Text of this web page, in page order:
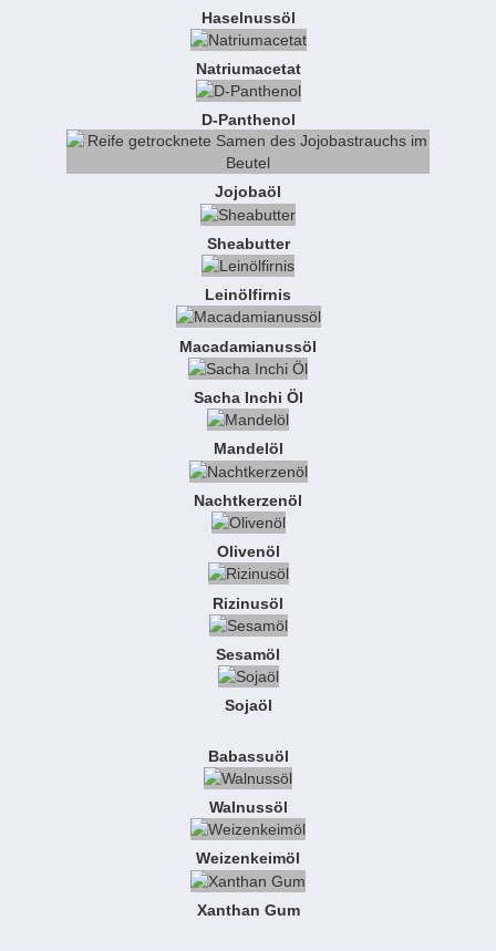
Haselnussöl
Natriumacetat
D-Panthenol
Jojobaöl
Sheabutter
Leinölfirnis
Macadamianussöl
Sacha Inchi Öl
Mandelöl
Nachtkerzenöl
Olivenöl
Rizinusöl
Sesamöl
Sojaöl
Babassuöl
Walnussöl
Weizenkeimöl
Xanthan Gum